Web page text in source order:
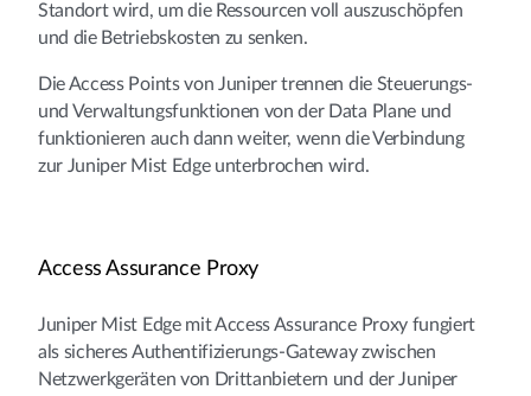
Standort wird, um die Ressourcen voll auszuschöpfen
und die Betriebskosten zu senken.
Die Access Points von Juniper trennen die Steuerungs-
und Verwaltungsfunktionen von der Data Plane und
funktionieren auch dann weiter, wenn die Verbindung
zur Juniper Mist Edge unterbrochen wird.
Access Assurance Proxy
Juniper Mist Edge mit Access Assurance Proxy fungiert
als sicheres Authentifizierungs-Gateway zwischen
Netzwerkgeräten von Drittanbietern und der Juniper